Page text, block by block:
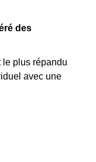
des
plus répandu
avec une